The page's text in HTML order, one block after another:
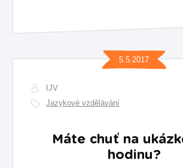
5.5.2017
IJV
Jazykové vzdělávání
Máte chuť na
hodinu?